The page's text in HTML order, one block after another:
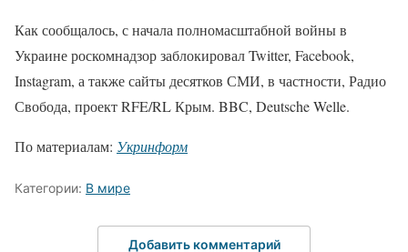
Как сообщалось, с начала полномасштабной войны в
Украине роскомнадзор заблокировал Twitter, Facebook,
Instagram, а также сайты десятков СМИ, в частности, Радио
Свобода, проект RFE/RL Крым. BBC, Deutsche Welle.
По материалам: Укринформ
Категории: В мире
Добавить комментарий